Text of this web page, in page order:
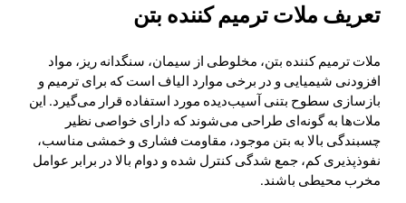
تعریف ملات ترمیم کننده بتن
ملات ترمیم کننده بتن، مخلوطی از سیمان، سنگدانه ریز، مواد
افزودنی شیمیایی و در برخی موارد الیاف است که برای ترمیم و
بازسازی سطوح بتنی آسیب‌دیده مورد استفاده قرار می‌گیرد. این
ملات‌ها به گونه‌ای طراحی می‌شوند که دارای خواصی نظیر
چسبندگی بالا به بتن موجود، مقاومت فشاری و خمشی مناسب،
نفوذپذیری کم، جمع شدگی کنترل شده و دوام بالا در برابر عوامل
مخرب محیطی باشند.